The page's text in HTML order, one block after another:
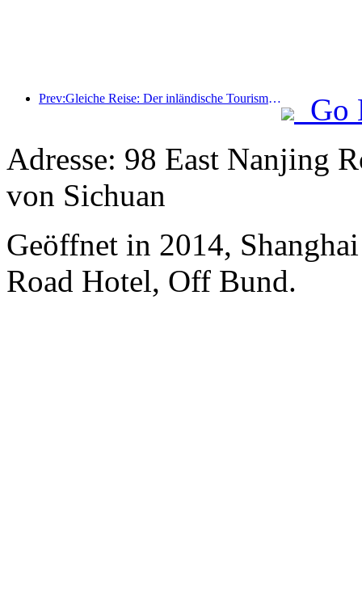
Prev:Gleiche Reise: Der inländische Tourismus zwischen den Provinzen hat sich deutlich erholt, private Reisegruppen und hochwertige Touren sind gefragt
Go
Adresse: 98 East Nanjing
von Sichuan
Geöffnet in 2014,
Road Hotel, Off Bund.